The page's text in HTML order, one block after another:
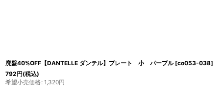
廃盤40%OFF【DANTELLE ダンテル】プレート 小 パープル [co053-038]
792円(税込)
希望小売価格: 1,320円